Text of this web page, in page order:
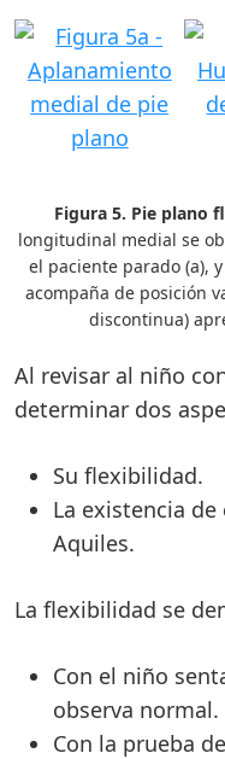
Figura 5. Pie plano
longitudinal medial se
el paciente parado (a),
acompaña de posición
discontinua)
Al revisar al niño
determinar dos
Su flexibilidad.
La existencia
Aquiles.
La flexibilidad se
Con el niño
observa normal.
Con la prueba